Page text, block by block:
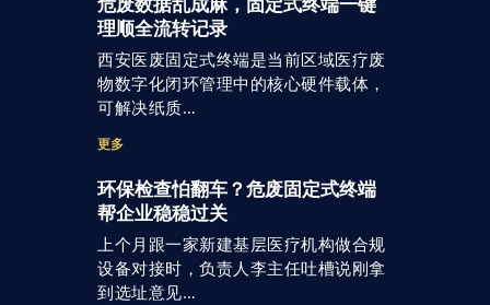
危废数据乱成麻，固定式终端一键
理顺全流转记录
西安医废固定式终端是当前区域医疗废
物数字化闭环管理中的核心硬件载体，
可解决纸质…
更多
环保检查怕翻车？危废固定式终端
帮企业稳稳过关
上个月跟一家新建基层医疗机构做合规
设备对接时，负责人李主任吐槽说刚拿
到选址意见…